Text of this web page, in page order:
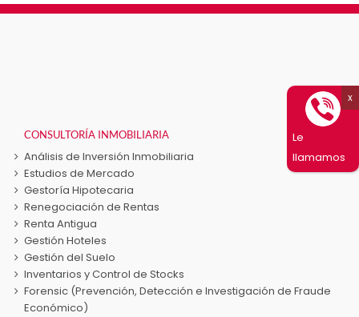
740,00 €
múltiples
en
la
producto
CONSULTORÍA INMOBILIARIA
Análisis de Inversión Inmobiliaria
Estudios de Mercado
Gestoría Hipotecaria
Renegociación de Rentas
Renta Antigua
Gestión Hoteles
Gestión del Suelo
Inventarios y Control de Stocks
Forensic (Prevención, Detección e Investigación de Fraude
Económico)
Le
llamamos